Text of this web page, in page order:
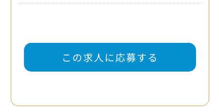
この求人に応募する